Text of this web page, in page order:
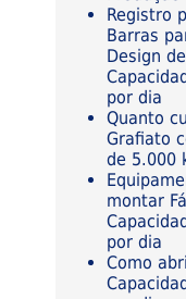
Registro
Barras
Design
por dia
Quanto
Grafiato
de 5.000
montar
por dia
Como